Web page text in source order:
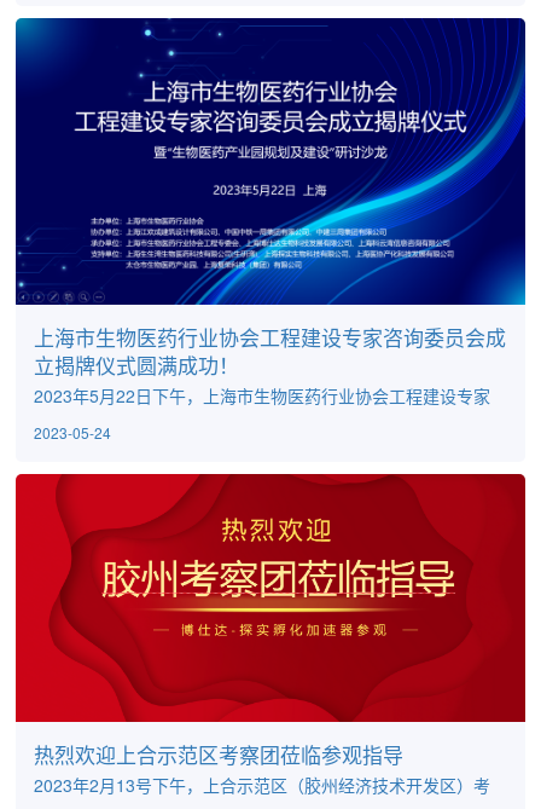
战”专题研讨论会圆满落幕。探实生物总经理黄懿博士、高级技
术总监兼CTO谢力琦博士，永道致远创始人兼董事长夏强为博
士、项目经理刘权、市场经理洪佳莹，以及药明、迈晋、奥浦
迈等众多企业...
上海市生物医药行业协会工程建设专家咨询委员会成
立揭牌仪式圆满成功！
2023年5月22日下午，上海市生物医药行业协会工程建设专家
讨沙龙在上海金桥举行，仪式由上海市生物医药行业协会、上
等企业联合举办。中国工程院院士江欢成，上海市生物医药技
术研究院院长兼上海市生物医药行业协会会长傅大煦，上海市
住房和城乡建设管理委员会科学技术委员会事物中心主任高宏
宇，上海市生...
2023-05-24
热烈欢迎上合示范区考察团莅临参观指导
2023年2月13号下午，上合示范区（胶州经济技术开发区）考